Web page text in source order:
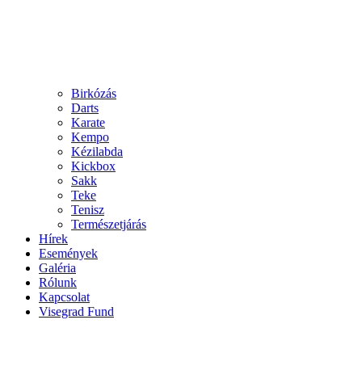
Birkózás
Darts
Karate
Kempo
Kézilabda
Kickbox
Sakk
Teke
Tenisz
Természetjárás
Hírek
Események
Galéria
Rólunk
Kapcsolat
Visegrad Fund